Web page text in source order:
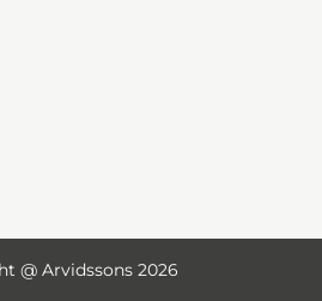
@ Arvidssons 2026